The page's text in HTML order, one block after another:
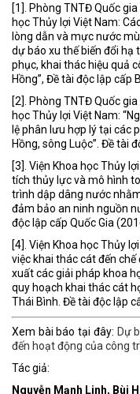
[1]. Phòng TNTĐ Quốc
học Thủy lợi Việt Nam:
lòng dẫn và mực nước
dự báo xu thế biến đổi hạ
phục, khai thác hiệu quả
Hồng”, Đề tài độc lập cấp
[2]. Phòng TNTĐ Quốc
học Thủy lợi Việt Nam:
lệ phân lưu hợp lý tại các
Hồng, sông Luộc”. Đề tài
[3]. Viện Khoa học Thủy
tích thủy lực và mô hình
trình dập dâng nước
đảm bảo an ninh nguồn
độc lập cấp Quốc Gia
[4]. Viện Khoa học Thủy
việc khai thác cát đến chế
xuất các giải pháp khoa
quy hoạch khai thác cát
Thái Bình. Đề tài độc lập
Xem bài báo tại đây: Dự
đến hoạt động của công
Tác giả:
Nguyễn Mạnh Linh, Bùi